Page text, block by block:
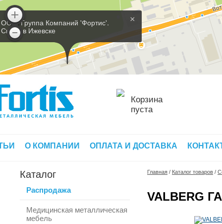
×
ООО 'Группа Компаний 'Фортис'.
Склад в Ижевске
Корзина
пуста
О КОМПАНИИ ОПЛАТА И ДОСТАВКА
Каталог
Распродажа
Медицинская металлическая
мебель
Главная / Каталог товаров /
VALBERG